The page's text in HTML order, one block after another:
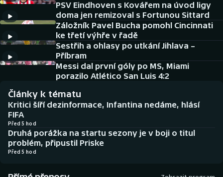
Cyklistika
DALŠÍ SPORTY
Americký fotbal
Baseball a softbal
Basketbal
Biatlon
Boby a skeleton
Box
NEPŘEHLÉDNĚTE
Historické návraty
Aplikace ČT sport
AZ kvíz
PSV Eindhoven s Kovářem na úvod ligy
doma jen remizoval s Fortunou Sittard
Záložník Pavel Bucha pomohl Cincinnati
ke třetí výhře v řadě
Sestřih a ohlasy po utkání Jihlava –
Příbram
Messi dal první góly po MS, Miami
porazilo Atlético San Luis 4:2
Články k tématu
Kritici šíří dezinformace, Infantina nedáme, hlásí
FIFA
Před 5 hod
Druhá porážka na startu sezony je v boji o titul
problém, připustil Priske
Před 5 hod